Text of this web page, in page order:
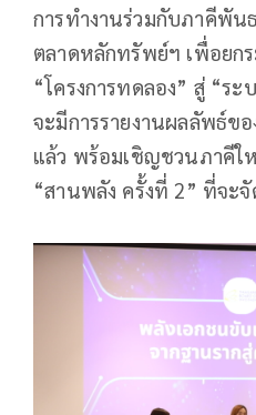
การทำงานร่วมกับภาคีพัน
ตลาดหลักทรัพย์ฯ เพื่อยก
“โครงการทดลอง” สู่ “ร
จะมีการรายงานผลลัพธ์ข
แล้ว พร้อมเชิญชวนภาคีใ
“สานพลัง ครั้งที่ 2” ที่จะ